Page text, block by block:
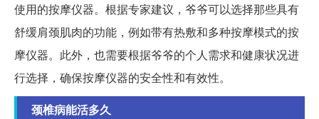
使用的按摩仪器。根据专家建议，爷爷可以选择那些具有
舒缓肩颈肌肉的功能，例如带有热敷和多种按摩模式的按
摩仪器。此外，也需要根据爷爷的个人需求和健康状况进
行选择，确保按摩仪器的安全性和有效性。
颈椎病能活多久